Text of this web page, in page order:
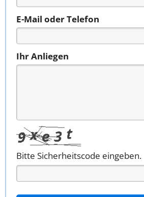
E-Mail oder Telefon
Ihr Anliegen
Bitte Sicherheitscode eingeben.